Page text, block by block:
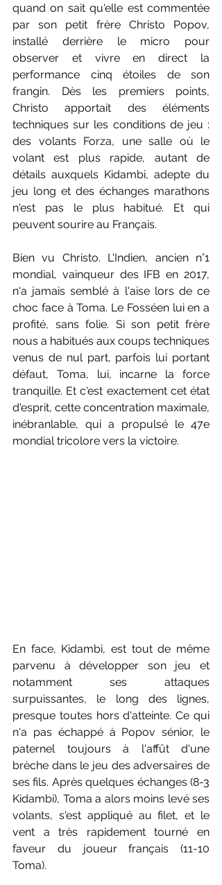
quand on sait qu'elle est commentée
par son petit frère Christo Popov,
installé derrière le micro pour
observer et vivre en direct la
performance cinq étoiles de son
frangin. Dès les premiers points,
Christo apportait des éléments
techniques sur les conditions de jeu :
des volants Forza, une salle où le
volant est plus rapide, autant de
détails auxquels Kidambi, adepte du
jeu long et des échanges marathons
n'est pas le plus habitué. Et qui
peuvent sourire au Français.
Bien vu Christo. L'Indien, ancien n°1
mondial, vainqueur des IFB en 2017,
n'a jamais semblé à l'aise lors de ce
choc face à Toma. Le Fosséen lui en a
profité, sans folie. Si son petit frère
nous a habitués aux coups techniques
venus de nul part, parfois lui portant
défaut, Toma, lui, incarne la force
tranquille. Et c'est exactement cet état
d'esprit, cette concentration maximale,
inébranlable, qui a propulsé le 47e
mondial tricolore vers la victoire.
En face, Kidambi, est tout de même
parvenu à développer son jeu et
notamment ses attaques
surpuissantes, le long des lignes,
presque toutes hors d'atteinte. Ce qui
n'a pas échappé à Popov sénior, le
paternel toujours à l'affût d'une
brèche dans le jeu des adversaires de
ses fils. Après quelques échanges (8-3
Kidambi), Toma a alors moins levé ses
volants, s'est appliqué au filet, et le
vent a très rapidement tourné en
faveur du joueur français (11-10
Toma).